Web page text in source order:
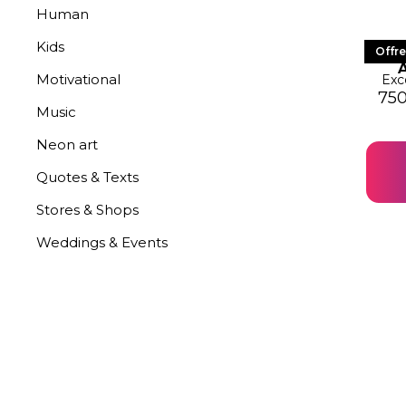
Human
Kids
Motivational
Music
Neon art
Quotes & Texts
Stores & Shops
Weddings & Events
Offre
Le
Le